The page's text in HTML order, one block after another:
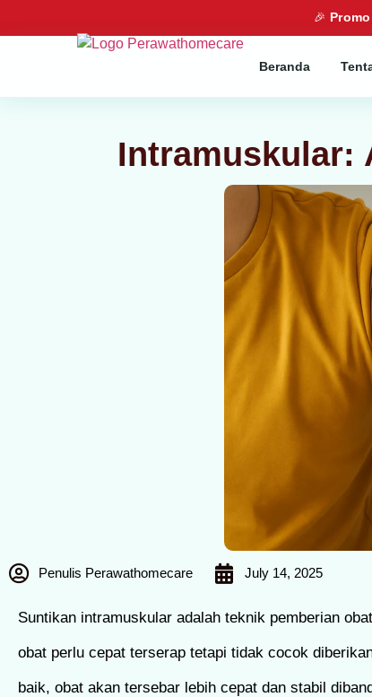
🎉
Beranda
Intramuskular:
Penulis Perawathomecare July 14, 2025
Suntikan intramuskular adalah teknik pemberian
obat perlu cepat terserap tetapi tidak cocok
baik, obat akan tersebar lebih cepat dan stabil